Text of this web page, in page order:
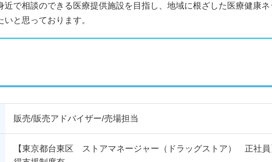
近で相談のできる医療提供施設を目指し、地域に根ざした医療健康
と思っております。
販売/販売アドバイザー/売場担当
【東京都台東区 ストアマネージャー（ドラッグストア） 正社